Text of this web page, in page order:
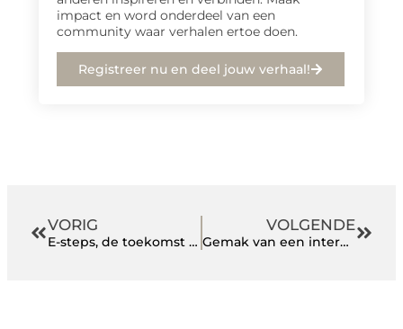
impact en word onderdeel van een
community waar verhalen ertoe doen.
Registreer nu en deel jouw verhaal!
VORIG
E-steps, de toekomst of een hype?
VOLGENDE
Gemak van een intercom